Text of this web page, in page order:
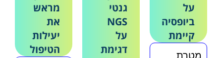
על
ביופסיה
קיימת
מטרת
גנטי
NGS
על
דגימת
מראש
את
יעילות
הטיפול